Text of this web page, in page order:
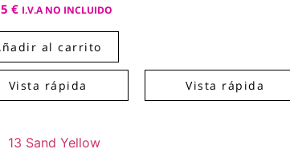
€ I.V.A NO INCLUIDO
al carrito
Vista rápida Vista rápida